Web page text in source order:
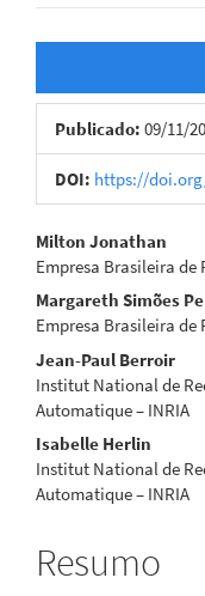
lateral
de
artigos
Publicado: 09/11/
DOI: https://
Conteúdo
do
artigo
principal
Milton Jonathan
Empresa Brasileira de
Margareth Simões
Empresa Brasileira de
Jean-Paul Berroir
Institut National de
Automatique – INRIA
Isabelle Herlin
Institut National de
Automatique – INRIA
Resumo